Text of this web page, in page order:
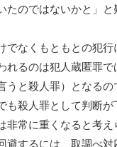
たのではないかと」
でなくもともとの犯行
れるのは犯人蔵匿罪
と殺人罪）となるの
も殺人罪として判断
非常に重くなると考え
避するには、取調べ